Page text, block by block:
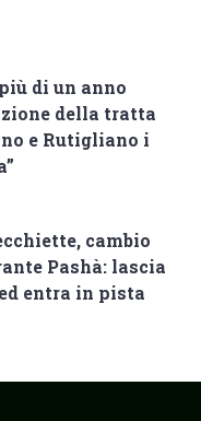
di un anno
della tratta
e Rutigliano i
cambio
Pashà: lascia
entra in pista